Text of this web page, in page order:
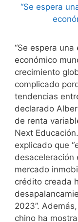
“Se espera
económico
crecimiento
complicado
tendencias
declarado
de renta
Next
explicado que
desaceleración
mercado
crédito creada
2023”.
chino ha